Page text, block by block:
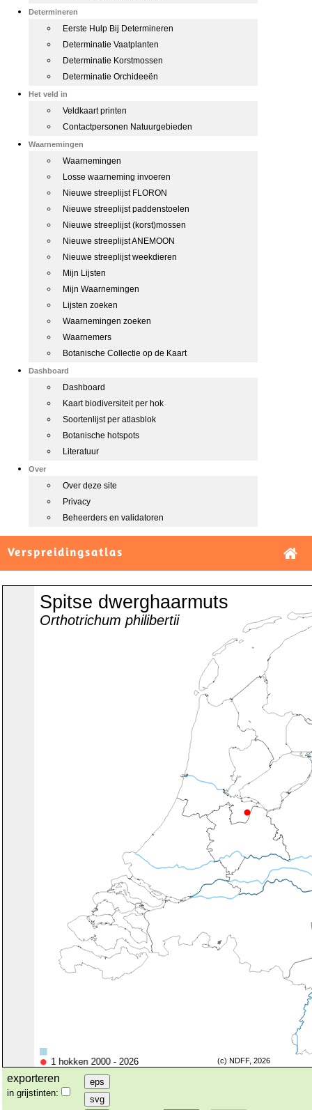
Determineren
Eerste Hulp Bij Determineren
Determinatie Vaatplanten
Determinatie Korstmossen
Determinatie Orchideeën
Het veld in
Veldkaart printen
Contactpersonen Natuurgebieden
Waarnemingen
Waarnemingen
Losse waarneming invoeren
Nieuwe streeplijst FLORON
Nieuwe streeplijst paddenstoelen
Nieuwe streeplijst (korst)mossen
Nieuwe streeplijst ANEMOON
Nieuwe streeplijst weekdieren
Mijn Lijsten
Mijn Waarnemingen
Lijsten zoeken
Waarnemingen zoeken
Waarnemers
Botanische Collectie op de Kaart
Dashboard
Dashboard
Kaart biodiversiteit per hok
Soortenlijst per atlasblok
Botanische hotspots
Literatuur
Over
Over deze site
Privacy
Beheerders en validatoren
Verspreidingsatlas